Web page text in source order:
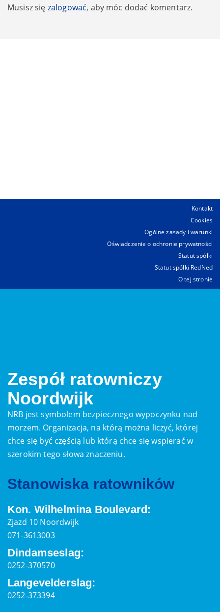
Musisz się zalogować, aby móc dodać komentarz.
Kontakt
Cookies
Ogólne zasady i warunki
Oświadczenie o ochronie prywatności
Statut spółki
Statut spółki RedNed
O tej stronie
Zespół ratowniczy
Noordwijk
NRB jest symbolem bezpiecznego wypoczynku nad
morzem. Organizacja, na którą można liczyć, której
chce się być częścią lub którą chce się wspierać w
szerokim tego słowa znaczeniu.
Stanowiska ratowników
Kon. Wilhelmina Boulevard:
Zjazd 10 Noordwijk
071-3613003
Dindamseslag:
0252-370570
Langevelderslag:
0252-373394